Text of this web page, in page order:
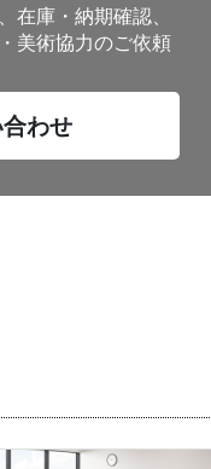
在庫・納期確認、
美術協力のご依頼
わせ